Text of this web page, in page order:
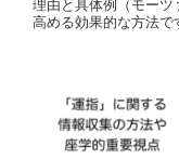
理由と具体例（モー
高める効果的な方法で